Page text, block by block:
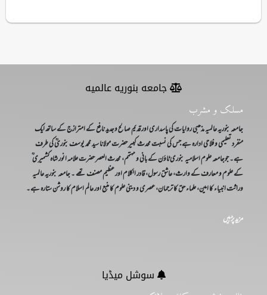
جامعه بنوریه عالمیه
مسلک و مشرب
جامعہ بنوریہ عالمیہ مذھبی روایات کی پاسداری اور قدیم صالح وجدید نافع کے امترازج کے ساتھ ایک
منفرد تعلیمی و فلاحی ادارہ ہے جس کی نسبت محدث کبیر حضرت مولانا سید محمد یوسف بنوریؒ کی طرف
ہے۔ جوجامعہ علوم اسلامیہ بنوری ٹاؤن کے بانی و مہتمم، محدث العصر حضرت علامہ انور شاہ کشمیری ؒ
کے علوم و معارف کے وارث، عاشق رسول، قادر الکلام اور عظیم مصنف تھے ۔ جامعہ بنوریہ عالمیہ
وراثت انبیاء کا امین، علماء حق کا ترجمان، عصری و دینی علوم کا منبع اور عالم اسلام کا روشن ستارہ ہے۔
مزید پڑہیں
سوشل میڈیا